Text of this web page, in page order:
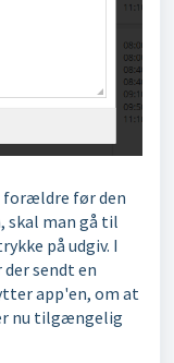
forældre før den
skal man gå til
på udgiv. I
sendt en
app'en, om at
nu tilgængelig